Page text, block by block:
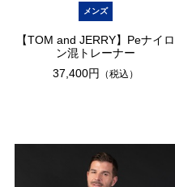
メンズ
【TOM and JERRY】Peナイロ
ン混トレーナー
37,400円
（税込）